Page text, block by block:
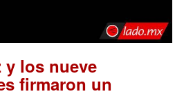
y los nueve
firmaron un